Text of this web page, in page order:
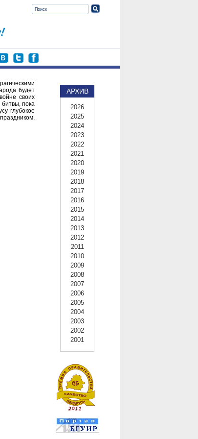
АРХИВ
2026
2025
2024
2023
2022
2021
2020
2019
2018
2017
2016
2015
2014
2013
2012
2011
2010
2009
2008
2007
2006
2005
2004
2003
2002
2001
будет
своих
битвы, пока
глубокое